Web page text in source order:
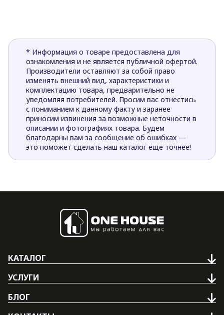
* Информация о товаре предоставлена для
ознакомления и не является публичной офертой.
Производители оставляют за собой право
изменять внешний вид, характеристики и
комплектацию товара, предварительно не
уведомляя потребителей. Просим вас отнестись
с пониманием к данному факту и заранее
приносим извинения за возможные неточности в
описании и фотографиях товара. Будем
благодарны вам за сообщение об ошибках —
это поможет сделать наш каталог еще точнее!
КАТАЛОГ
УСЛУГИ
БЛОГ